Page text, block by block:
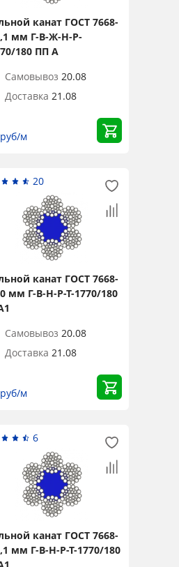
канат ГОСТ 7668-
мм Г-В-Ж-Н-Р-
180 ПП А
Самовывоз 20.08
Доставка 21.08
м
20
канат ГОСТ 7668-
мм Г-В-Н-Р-Т-1770/180
Самовывоз 20.08
Доставка 21.08
м
6
канат ГОСТ 7668-
мм Г-В-Н-Р-Т-1770/180